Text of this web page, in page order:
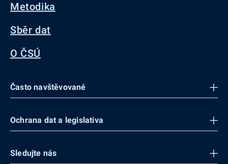
Metodika
Sběr dat
O ČSÚ
Často navštěvované
Ochrana dat a legislativa
Sledujte nás